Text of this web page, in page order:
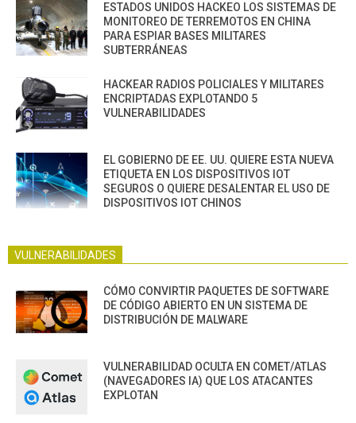
ESTADOS UNIDOS HACKEO LOS SISTEMAS DE
MONITOREO DE TERREMOTOS EN CHINA
PARA ESPIAR BASES MILITARES
SUBTERRÁNEAS
HACKEAR RADIOS POLICIALES Y MILITARES
ENCRIPTADAS EXPLOTANDO 5
VULNERABILIDADES
EL GOBIERNO DE EE. UU. QUIERE ESTA NUEVA
ETIQUETA EN LOS DISPOSITIVOS IOT
SEGUROS O QUIERE DESALENTAR EL USO DE
DISPOSITIVOS IOT CHINOS
VULNERABILIDADES
CÓMO CONVIRTIR PAQUETES DE SOFTWARE
DE CÓDIGO ABIERTO EN UN SISTEMA DE
DISTRIBUCIÓN DE MALWARE
VULNERABILIDAD OCULTA EN COMET/ATLAS
(NAVEGADORES IA) QUE LOS ATACANTES
EXPLOTAN